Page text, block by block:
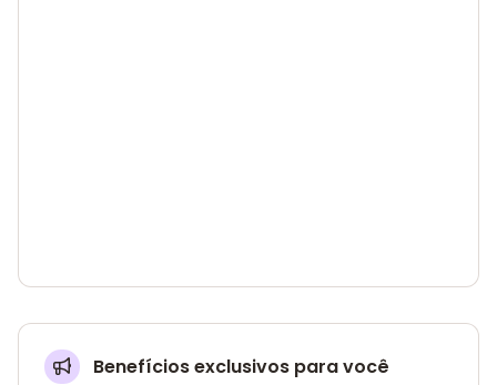
Benefícios exclusivos para você